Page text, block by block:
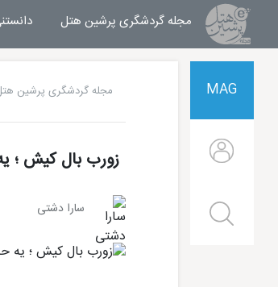
مجله گردشگری پرشین هتل مجله
MAG مجله گردشگری پرشین
زورب بال کیش ؛
سارا دشتی